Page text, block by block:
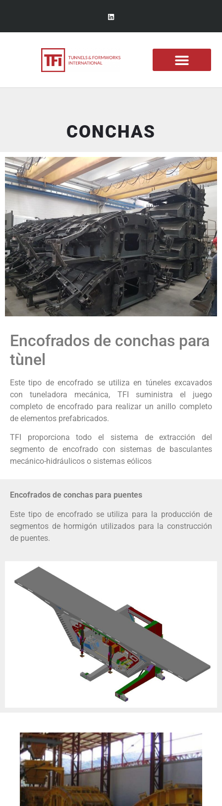
CONCHAS
Encofrados de conchas para
tùnel
Este tipo de encofrado se utiliza en túneles excavados
con tuneladora mecánica, TFI suministra el juego
completo de encofrado para realizar un anillo completo
de elementos prefabricados.
TFI proporciona todo el sistema de extracción del
segmento de encofrado con sistemas de basculantes
mecánico-hidráulicos o sistemas eólicos
Encofrados de conchas para puentes
Este tipo de encofrado se utiliza para la producción de
segmentos de hormigón utilizados para la construcción
de puentes.